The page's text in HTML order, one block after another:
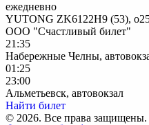
ежедневно
YUTONG ZK6122H9 (53),
ООО "Счастливый билет"
21:35
Набережные Челны,
01:25
23:00
Альметьевск, автовокзал
Найти билет
© 2026. Все права защищены.